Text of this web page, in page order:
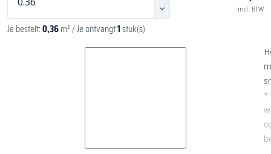
Je bestelt:0,36m²/ Je ontvangt1stuk(s)
incl. BTW
*